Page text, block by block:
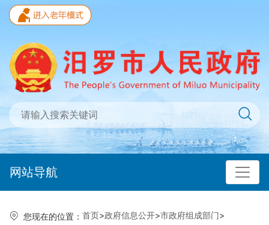
网站导航
您现在的位置： 首页>政府信息公开>市政府组成部门>